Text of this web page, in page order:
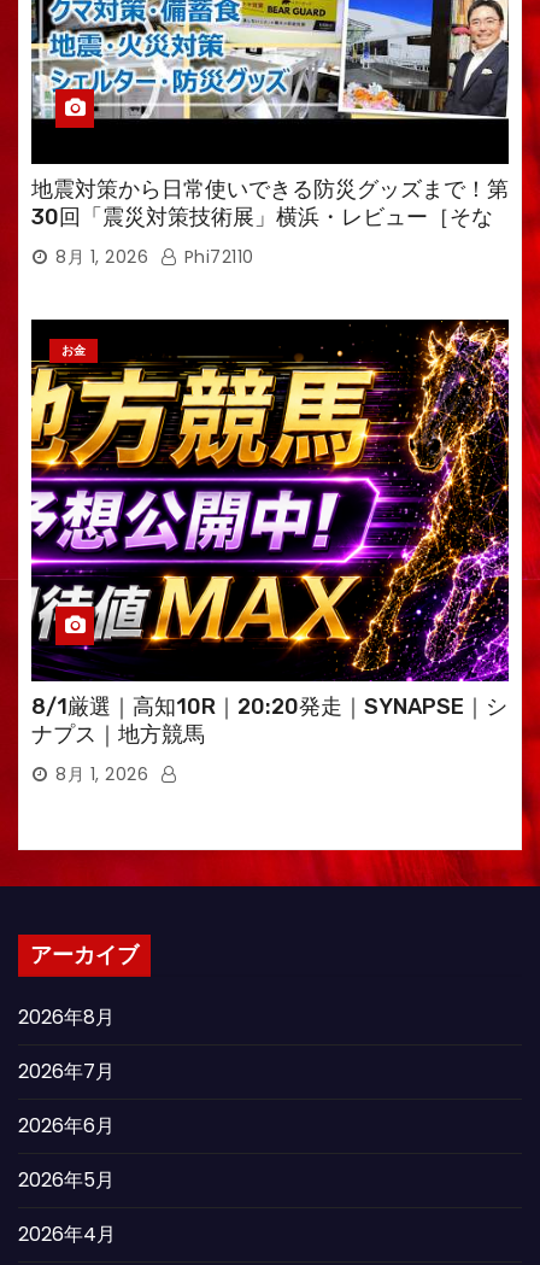
地震対策から日常使いできる防災グッズまで！第
30回「震災対策技術展」横浜・レビュー［そな
えるTV・高荷智也］
8月 1, 2026 Phi72110
お金
8/1厳選｜高知10R｜20:20発走｜SYNAPSE｜シ
ナプス｜地方競馬
8月 1, 2026
アーカイブ
2026年8月
2026年7月
2026年6月
2026年5月
2026年4月